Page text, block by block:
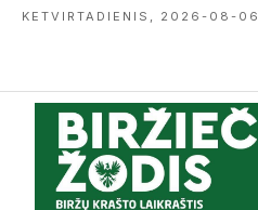
KETVIRTADIENIS, 2026-08-06